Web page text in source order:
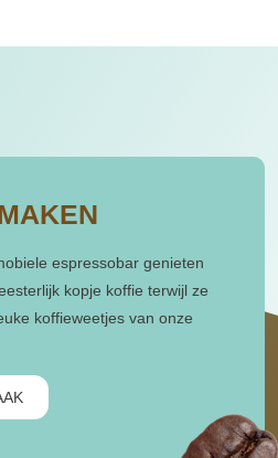
espressobar genieten
kopje koffie terwijl ze
koffieweetjes van onze